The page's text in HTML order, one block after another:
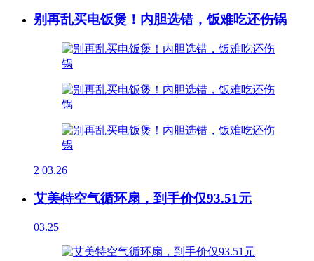
别再乱买电饭煲！内胆选错，饭难吃还伤锅
2 03.26
艾美特空气循环扇，到手价仅93.51元
03.25